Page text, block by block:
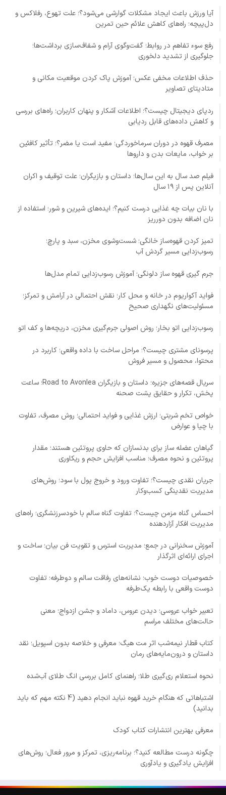
آیا ورزش باعث ایجاد مشکلات گوارشی می‌شود؟؛ علت تهوع، رفلاکس و
دل‌پیچه؛ راه‌های کاهش علائم حین تمرین
رفع سوء تفاهم در روابط؛ گفت‌وگوی آرام و شفاف‌سازی برداشت‌ها؛
جلوگیری از تشدید دلخوری
حذف اطلاعات مخفی عکس؛ آموزش پاک کردن موقعیت مکانی و
متادیتای تصاویر
ردپای دیجیتال چیست؟؛ اطلاعات آشکار و پنهان کاربران؛ راه‌های بررسی
و کاهش داده‌های قابل ردیابی
مصرف قهوه در دوران سرماخوردگی؛ مفید است یا مضر؟؛ تأثیر کافئین
بر خواب، مایعات بدن و داروها
فیلم صد سال به این سال‌ها؛ داستان و بازیگران؛ علت توقیف و اکران
آنلاین پس از ۱۹ سال
با نان بیات چه غذایی درست کنیم؟؛ ایده‌های شیرین و شور؛ استفاده از
نان اضافه بدون دورریز
تمیز کردن قهوه‌ساز خانگی؛ شست‌وشوی مخزن، سبد و پارچ؛
رسوب‌زدایی مسیر گردش آب
جرم گیری قهوه ساز دلونگی؛ آموزش رسوب‌زدایی تمام مدل‌ها
فواید آکواریوم در خانه و محل کار؛ نقش احتمالی در آرامش و تمرکز؛
مسئولیت‌های نگهداری صحیح
رسوب‌زدایی اتو بخار؛ روش اصولی جرم‌گیری مخزن، دریچه‌ها و کف اتو
پرسونای مشتری چیست؟؛ مراحل ساخت با داده واقعی؛ کاربرد در
محتوا، محصول و مسیر فروش
سریال قصه‌های جزیره؛ داستان و بازیگران Road to Avonlea؛ ساعت
پخش، تکرار و حقایق پشت صحنه
خواص تخم شربتی؛ ارزش غذایی و فواید احتمالی؛ روش مصرف، تفاوت
با چیا و عوارض
گیاهان عضله ساز برای بدنسازان که حاوی پروتئین هستند؛ مقدار
پروتئین و نحوه مصرف؛ مناسب افزایش حجم و ریکاوری
جریان نقدی چیست؟؛ تفاوت ورود و خروج پول با سود؛ روش‌های
مدیریت نقدینگی کسب‌وکار
احساس گناه مزمن چیست؟؛ تفاوت گناه سالم با خودسرزنشگری؛ راه‌های
مدیریت افکار آزاردهنده
آموزش سخنرانی در جمع؛ مدیریت استرس و تقویت فن بیان؛ ساخت و
اجرای ارائه‌ای اثرگذار
خصوصیات دوست خوب؛ نشانه‌های رفاقت سالم و دوطرفه؛ تفاوت
دوست واقعی با رابطه یک‌طرفه
تعبیر خواب عروسی؛ دیدن عروس، داماد و جشن ازدواج؛ معنی
حالت‌های مختلف مراسم
کتاب قطار نیمه‌شب اثر مت هیگ؛ معرفی و خلاصه بدون اسپویل؛ نقد
داستان و درون‌مایه‌های رمان
نحوه استعلام ری‌گیری طلا؛ راهنمای کامل بررسی انگ طلای آب‌شده
اشتباهاتی که هنگام خرید قهوه نباید انجام دهید (4 نکته مهم که باید
بدانید)
معرفی بهترین انتشارات کتاب کودک
چگونه درست مطالعه کنید؟؛ برنامه‌ریزی، تمرکز و مرور فعال؛ روش‌های
افزایش یادگیری و یادآوری